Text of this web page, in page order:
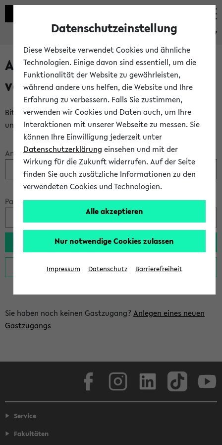
eKVV
Anmeldung über einen
vorhandenen Gastzugang
Bitte melden Sie sich am eKVV mit Ihrem Anmeldenamen
und Ihrem Passwort an:
Anmeldename:
Passwort:
Sie haben noch keinen Gastzugang? Anlegen eines neuen
Gastzugangs
Service
Fakultäten
Datenschutzeinstellung
Diese Webseite verwendet Cookies und ähnliche
Technologien. Einige davon sind essentiell, um die
Funktionalität der Website zu gewährleisten,
während andere uns helfen, die Website und Ihre
Erfahrung zu verbessern. Falls Sie zustimmen,
verwenden wir Cookies und Daten auch, um Ihre
Interaktionen mit unserer Webseite zu messen. Sie
können Ihre Einwilligung jederzeit unter
Datenschutzerklärung einsehen und mit der
Wirkung für die Zukunft widerrufen. Auf der Seite
finden Sie auch zusätzliche Informationen zu den
verwendeten Cookies und Technologien.
Alle akzeptieren
Nur notwendige Cookies zulassen
Impressum Datenschutz Barrierefreiheit